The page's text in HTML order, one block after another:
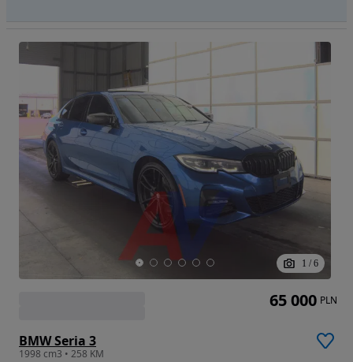
1 / 6
BMW Seria 3
1998 cm3 • 258 KM
65 000 PLN